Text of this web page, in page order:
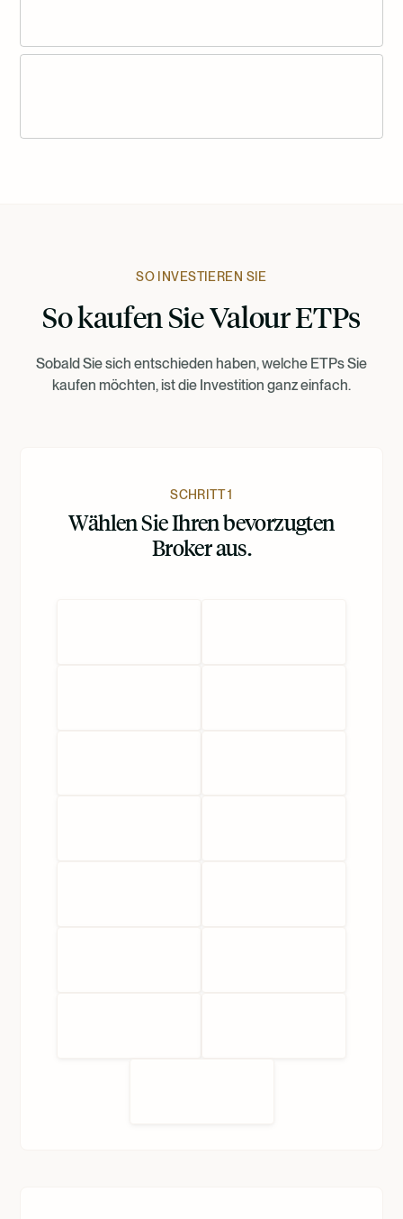
SO INVESTIEREN SIE
So kaufen Sie Valour ETPs
Sobald Sie sich entschieden haben, welche ETPs Sie
kaufen möchten, ist die Investition ganz einfach.
SCHRITT 1
Wählen Sie Ihren bevorzugten
Broker aus.